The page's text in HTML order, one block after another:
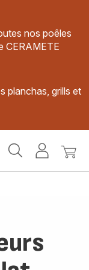
nos poêles
CERAMETE
planchas, grills et
MonMon